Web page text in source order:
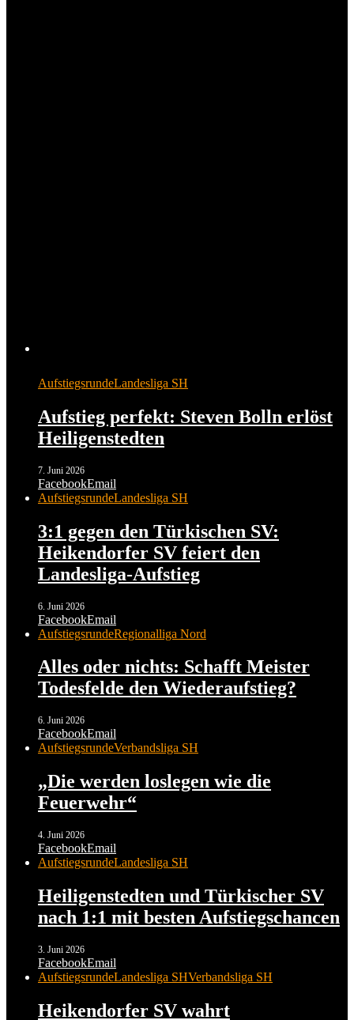
AufstiegsrundeLandesliga SH
Aufstieg perfekt: Steven Bolln erlöst
Heiligenstedten
7. Juni 2026
FacebookEmail
AufstiegsrundeLandesliga SH
3:1 gegen den Türkischen SV:
Heikendorfer SV feiert den
Landesliga-Aufstieg
6. Juni 2026
FacebookEmail
AufstiegsrundeRegionalliga Nord
Alles oder nichts: Schafft Meister
Todesfelde den Wiederaufstieg?
6. Juni 2026
FacebookEmail
AufstiegsrundeVerbandsliga SH
„Die werden loslegen wie die
Feuerwehr“
4. Juni 2026
FacebookEmail
AufstiegsrundeLandesliga SH
Heiligenstedten und Türkischer SV
nach 1:1 mit besten Aufstiegschancen
3. Juni 2026
FacebookEmail
AufstiegsrundeLandesliga SHVerbandsliga SH
Heikendorfer SV wahrt